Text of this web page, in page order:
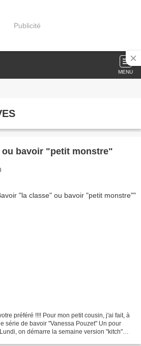
Publicité
MENU
bavoir "petit monstre"
préféré !!!! Pour mon petit cousin, j'ai fait, à
série de bavoir "Vanessa Pouzet" Un pour
on démarre la semaine version "kitch"